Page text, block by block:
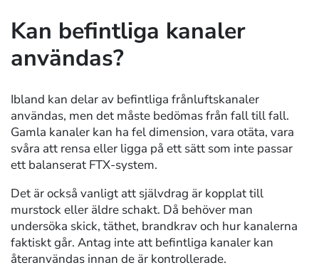
Kan befintliga kanaler
användas?
Ibland kan delar av befintliga frånluftskanaler
användas, men det måste bedömas från fall till fall.
Gamla kanaler kan ha fel dimension, vara otäta, vara
svåra att rensa eller ligga på ett sätt som inte passar
ett balanserat FTX-system.
Det är också vanligt att självdrag är kopplat till
murstock eller äldre schakt. Då behöver man
undersöka skick, täthet, brandkrav och hur kanalerna
faktiskt går. Antag inte att befintliga kanaler kan
återanvändas innan de är kontrollerade.